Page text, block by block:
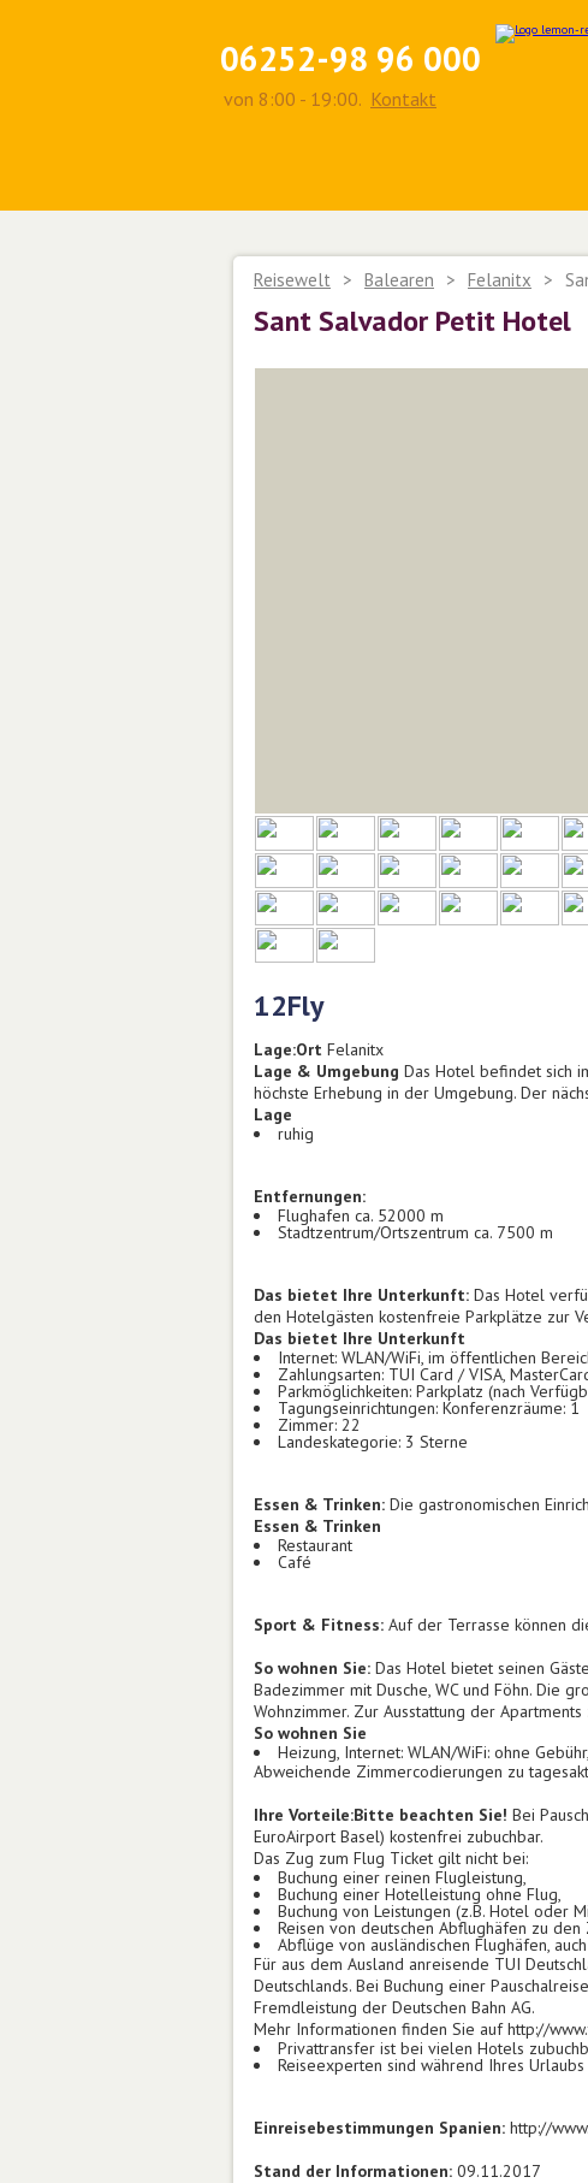
06252-98 96 000
von 8:00 - 19:00. Kontakt
Reisewelt > Balearen > Felanitx >
Sant Salvador Petit Hotel
12Fly
Lage:Ort Felanitx
Lage & Umgebung Das Hotel befindet sich
höchste Erhebung in der Umgebung. Der
Lage
ruhig
Entfernungen:
Flughafen ca. 52000 m
Stadtzentrum/Ortszentrum ca. 7500 m
Das bietet Ihre Unterkunft: Das Hotel
den Hotelgästen kostenfreie Parkplätze zur
Das bietet Ihre Unterkunft
Internet: WLAN/WiFi, im öffentlichen
Zahlungsarten: TUI Card / VISA,
Parkmöglichkeiten: Parkplatz (nach
Tagungseinrichtungen: Konferenzräume: 1
Zimmer: 22
Landeskategorie: 3 Sterne
Essen & Trinken: Die gastronomischen
Essen & Trinken
Restaurant
Café
Sport & Fitness: Auf der Terrasse können
So wohnen Sie: Das Hotel bietet seinen
Badezimmer mit Dusche, WC und Föhn. Die
Wohnzimmer. Zur Ausstattung der
So wohnen Sie
Heizung, Internet: WLAN/WiFi: ohne
Abweichende Zimmercodierungen zu
Ihre Vorteile:Bitte beachten Sie! Bei
EuroAirport Basel) kostenfrei zubuchbar.
Das Zug zum Flug Ticket gilt nicht bei:
Buchung einer reinen Flugleistung,
Buchung einer Hotelleistung ohne Flug,
Buchung von Leistungen (z.B. Hotel oder
Reisen von deutschen Abflughäfen zu
Abflüge von ausländischen Flughäfen,
Für aus dem Ausland anreisende TUI
Deutschlands. Bei Buchung einer
Fremdleistung der Deutschen Bahn AG.
Mehr Informationen finden Sie auf http://
Privattransfer ist bei vielen Hotels
Reiseexperten sind während Ihres
Einreisebestimmungen Spanien: http://
Stand der Informationen: 09.11.2017